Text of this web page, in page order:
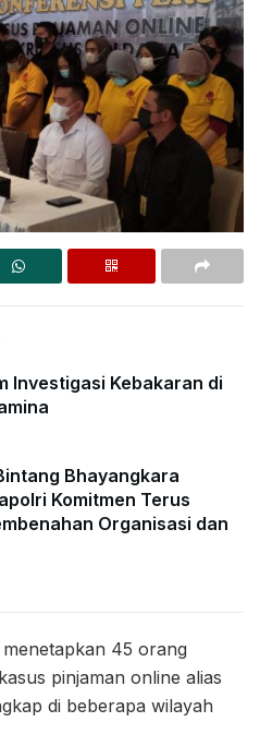
Investigasi Kebakaran di
Bhayangkara
Komitmen Terus
Organisasi dan
45 orang
pinjaman online alias
di beberapa wilayah